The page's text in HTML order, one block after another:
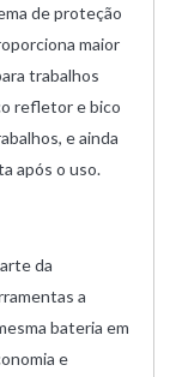
de proteção
maior
trabalhos
refletor e bico
e ainda
após o uso.
da
a
bateria em
e